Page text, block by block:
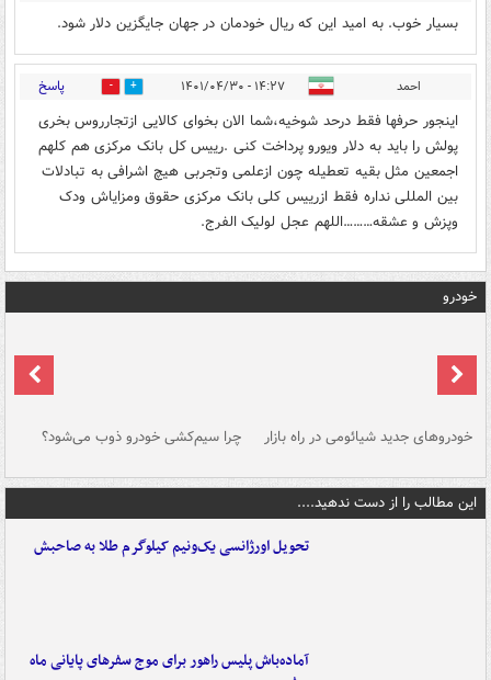
بسیار خوب. به امید این که ریال خودمان در جهان جایگزین دلار شود.
احمد ۱۴:۲۷ - ۱۴۰۱/۰۴/۳۰ 1 پاسخ
اینجور حرفها فقط درحد شوخیه،شما الان بخوای کالایی ازتجارروس بخری
پولش را باید به دلار ویورو پرداخت کنی .رییس کل بانک مرکزی هم کلهم
اجمعین مثل بقیه تعطیله چون ازعلمی وتجربی هیچ اشرافی به تبادلات
بین المللی نداره فقط ازرییس کلی بانک مرکزی حقوق ومزایاش ودک
وپزش و عشقه………اللهم عجل لولیک الفرج.
خودرو
خودروهای جدید شیائومی در راه بازار چرا سیم‌کشی خودرو ذوب می‌شود؟
این مطالب را از دست ندهید....
تحویل اورژانسی یک‌ونیم کیلوگرم طلا به صاحبش
آماده‌باش پلیس راهور برای موج سفرهای پایانی ماه